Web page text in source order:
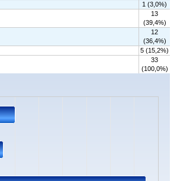
1 (3,0%)
13
(39,4%)
12
(36,4%)
5 (15,2%)
33
(100,0%)
categories.
values. Data ranges from 1 to 13.